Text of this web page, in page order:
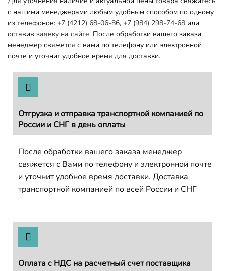
с нашими менеджерами любым удобным способом по одному
из телефонов: +7 (4212) 68-06-86, +7 (984) 298-74-68 или
оставив заявку на сайте. После обработки вашего заказа
менеджер свяжется с вами по телефону или электронной
почте и уточнит удобное время для доставки.
Отгрузка и отправка транспортной компанией по
России и СНГ в день оплаты
После обработки вашего заказа менеджер
свяжется с Вами по телефону и электронной почте
и уточнит удобное время доставки. Доставка
транспортной компанией по всей России и СНГ
Оплата с НДС на расчетный счет поставщика